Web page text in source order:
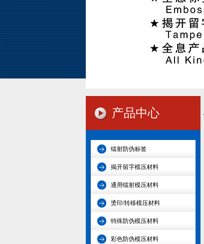
产品中心
镭射防伪标签
揭开留字模压材料
通用镭射模压材料
烫印/转移模压材料
特殊防伪模压材料
彩色防伪模压材料